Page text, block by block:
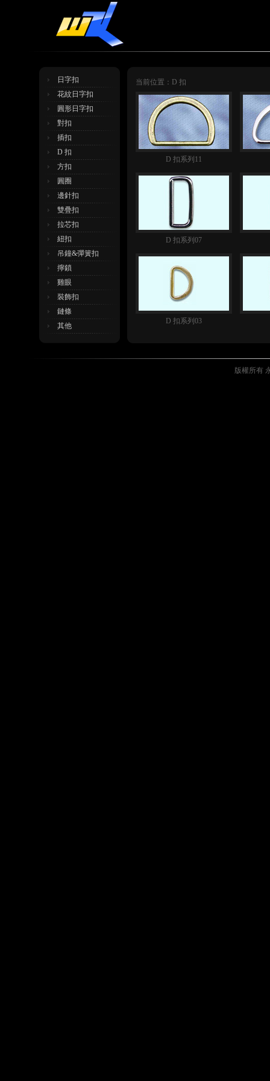
日字扣
花紋日字扣
圓形日字扣
對扣
插扣
D 扣
方扣
圓圈
邊針扣
雙疊扣
拉芯扣
紐扣
吊鐘&彈簧扣
擰鎖
雞眼
裝飾扣
鏈條
其他
当前位置：D 扣
D 扣系列11
D 扣系列07
D 扣系列03
版權所有